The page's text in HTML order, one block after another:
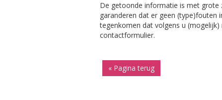
De getoonde informatie is met grote
garanderen dat er geen (type)fouten
tegenkomen dat volgens u
contactformulier.
« Pagina terug